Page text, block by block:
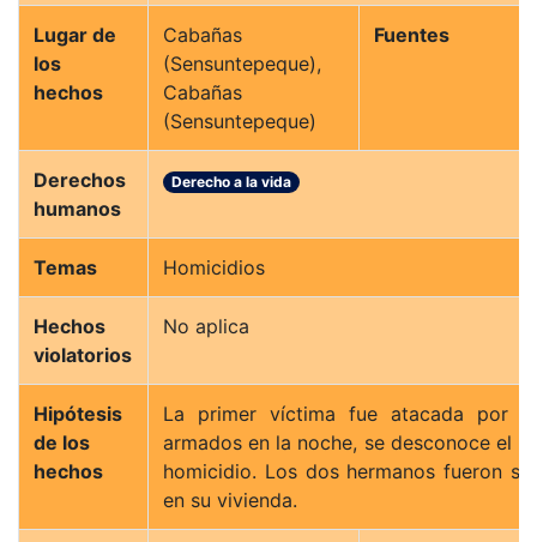
Lugar de
los
hechos
Cabañas
(Sensuntepeque),
Cabañas
(Sensuntepeque)
Fuentes
Derechos
humanos
Derecho a la vida
Temas Homicidios
Hechos
violatorios
No aplica
Hipótesis
de los
hechos
La primer víctima fue atacada por
armados en la noche, se desconoce el
homicidio. Los dos hermanos fueron
en su vivienda.